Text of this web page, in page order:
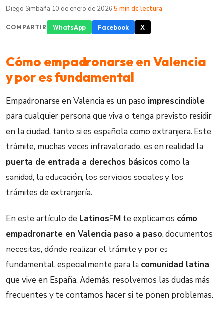
Diego Simbaña·10 de enero de 2026·5 min de lectura
COMPARTIR WhatsApp Facebook X
Cómo empadronarse en Valencia
y por es fundamental
Empadronarse en Valencia es un paso imprescindible
para cualquier persona que viva o tenga previsto residir
en la ciudad, tanto si es española como extranjera. Este
trámite, muchas veces infravalorado, es en realidad la
puerta de entrada a derechos básicos como la
sanidad, la educación, los servicios sociales y los
trámites de extranjería.
En este artículo de LatinosFM te explicamos cómo
empadronarte en Valencia paso a paso, documentos
necesitas, dónde realizar el trámite y por es
fundamental, especialmente para la comunidad latina
que vive en España. Además, resolvemos las dudas más
frecuentes y te contamos hacer si te ponen problemas.